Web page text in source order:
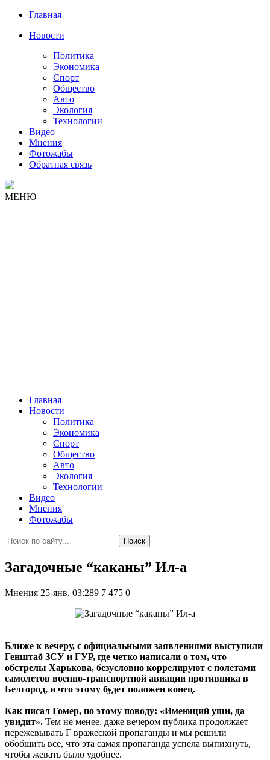
Главная
Новости
Политика
Экономика
Спорт
Общество
Авто
Экология
Технологии
Видео
Мнения
Фотожабы
Обратная связь
МЕНЮ
Главная
Новости
Политика
Экономика
Спорт
Общество
Авто
Экология
Технологии
Видео
Мнения
Фотожабы
Поиск
Загадочные “каканы” Ил-а
Мнения 25-янв, 03:289 7 475 0
Ближе к вечеру, с официальными заявлениями выступили
Генштаб ЗСУ и ГУР, где четко написали о том, что
обстрелы Харькова, безусловно коррелируют с полетами
самолетов военно-транспортной авиации противника в
Белгород, и что этому будет положен конец.
Как писал Гомер, по этому поводу: «Имеющий уши, да
увидит». Тем не менее, даже вечером публика продолжает
пережевывать Г вражеской пропаганды и мы решили
обобщить все, что эта самая пропаганда успела выпихнуть,
чтобы жевать было удобнее.